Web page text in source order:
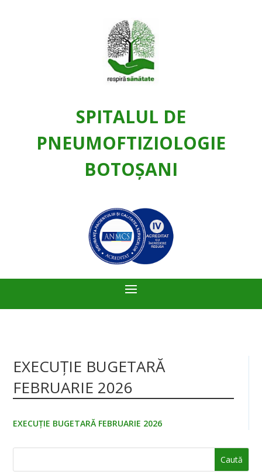
SPITALUL DE
PNEUMOFTIZIOLOGIE
BOTOŞANI
EXECUȚIE BUGETARĂ
FEBRUARIE 2026
EXECUȚIE BUGETARĂ FEBRUARIE 2026